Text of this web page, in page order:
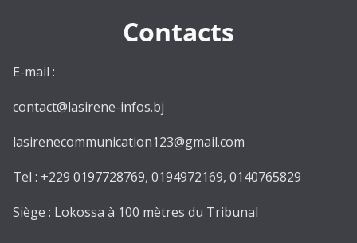
Contacts
E-mail :
contact@lasirene-infos.bj
lasirenecommunication123@gmail.com
Tel : +229 0197728769, 0194972169, 0140765829
Siège : Lokossa à 100 mètres du Tribunal